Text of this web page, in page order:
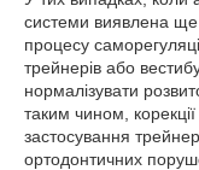
системи виявлена ще
процесу
трейнерів або
нормалізувати
таким чином,
застосування
ортодонтичних